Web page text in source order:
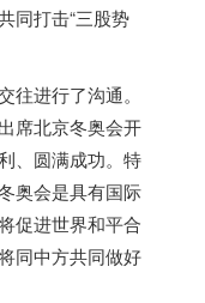
同打击“三股势
进行了沟通。
席北京冬奥会开
、圆满成功。特
奥会是具有国际
促进世界和平合
同中方共同做好